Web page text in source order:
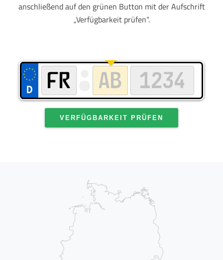
anschließend auf den grünen Button mit der Aufschrift
„Verfügbarkeit prüfen“.
VERFÜGBARKEIT PRÜFEN